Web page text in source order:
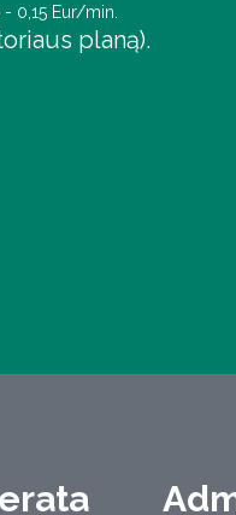
0,15 Eur/min.
planą).